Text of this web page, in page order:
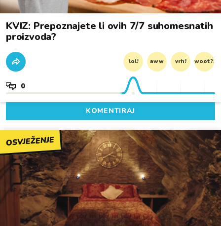
KVIZ: Prepoznajete li ovih 7/7 suhomesnatih
proizvoda?
lol! aww vrh! woot?!
0
KOMENTIRAJ
OSVJEŽENJE